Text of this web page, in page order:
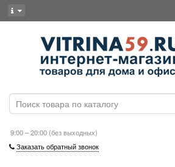
9:00 – 20:00 (без выходных)
Заказать обратный звонок